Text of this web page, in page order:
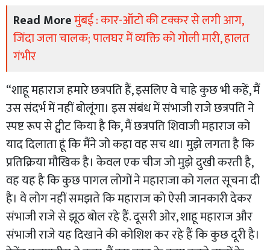
Read Moreमुंबई : कार-ऑटो की टक्कर से लगी आग,
जिंदा जला चालक; पालघर में व्यक्ति को गोली मारी, हालत
गंभीर
“शाहू महाराज हमारे छत्रपति हैं, इसलिए वे चाहे कुछ भी कहें, मैं
उस संदर्भ में नहीं बोलूंगा। इस संबंध में संभाजी राजे छत्रपति ने
स्पष्ट रूप से ट्वीट किया है कि, मैं छत्रपति शिवाजी महाराज को
याद दिलाता हूं कि मैंने जो कहा वह सच था। मुझे लगता है कि
प्रतिक्रिया मौखिक है। केवल एक चीज जो मुझे दुखी करती है,
वह यह है कि कुछ पागल लोगों ने महाराजा को गलत सूचना दी
है। वे लोग नहीं समझते कि महाराज को ऐसी जानकारी देकर
संभाजी राजे से झूठ बोल रहे हैं. दूसरी ओर, शाहू महाराज और
संभाजी राजे यह दिखाने की कोशिश कर रहे हैं कि कुछ दूरी है।